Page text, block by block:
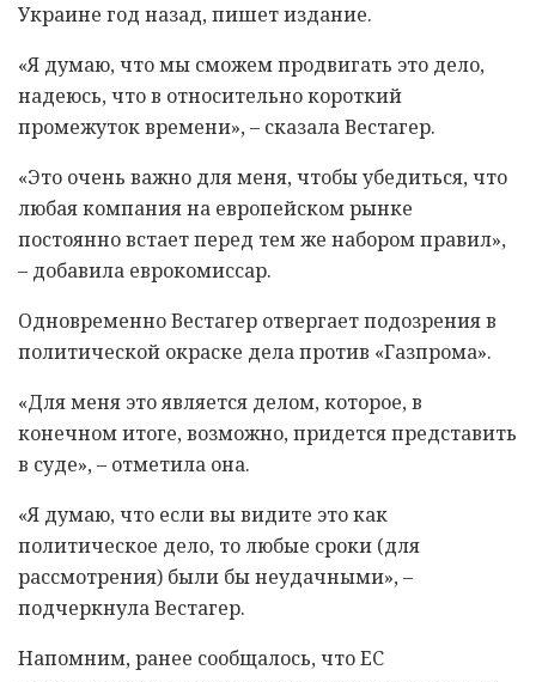
Украине год назад, пишет издание.
«Я думаю, что мы сможем продвигать это дело,
надеюсь, что в относительно короткий
промежуток времени», – сказала Вестагер.
«Это очень важно для меня, чтобы убедиться, что
любая компания на европейском рынке
постоянно встает перед тем же набором правил»,
– добавила еврокомиссар.
Одновременно Вестагер отвергает подозрения в
политической окраске дела против «Газпрома».
«Для меня это является делом, которое, в
конечном итоге, возможно, придется представить
в суде», – отметила она.
«Я думаю, что если вы видите это как
политическое дело, то любые сроки (для
рассмотрения) были бы неудачными», –
подчеркнула Вестагер.
Напомним, ранее сообщалось, что ЕС